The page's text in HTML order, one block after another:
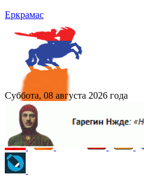
Еркрамас
Суббота, 08 августа 2026 года